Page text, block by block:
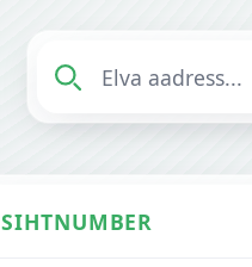
SIHTNUMBER